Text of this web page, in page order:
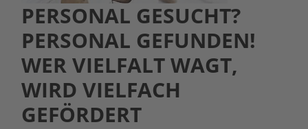
PERSONAL GESUCHT?
PERSONAL GEFUNDEN!
WER VIELFALT WAGT,
WIRD VIELFACH
GEFÖRDERT